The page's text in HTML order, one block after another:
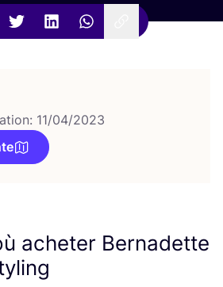
11/04/2023
acheter Bernadette